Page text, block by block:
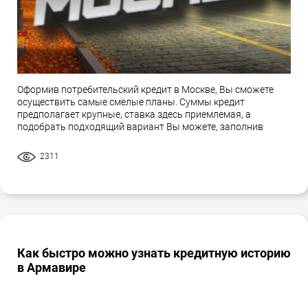
Оформив потребительский кредит в Москве, Вы сможете
осуществить самые смелые планы. Суммы кредит
предполагает крупные, ставка здесь приемлемая, а
подобрать подходящий вариант Вы можете, заполнив
2311
Как быстро можно узнать кредитную историю
в Армавире